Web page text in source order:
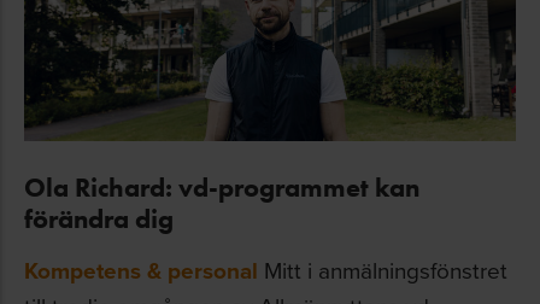
Ola Richard: vd-programmet kan
förändra dig
Kompetens & personal Mitt i anmälningsfönstret